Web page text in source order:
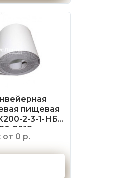
пищевая
2-3-1-НБ
2018
от 0 р.